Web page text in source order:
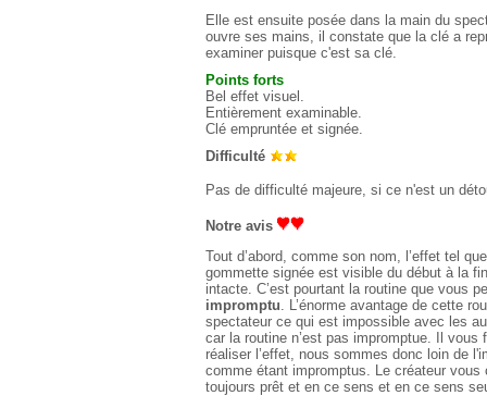
Elle est ensuite posée dans la main du
ouvre ses mains, il constate que la clé a
examiner puisque c'est sa clé.
Points forts
Bel effet visuel.
Entièrement examinable.
Clé empruntée et signée.
Difficulté
Pas de difficulté majeure, si ce n'est un
Notre avis
Tout d’abord, comme son nom, l’effet tel
gommette signée est visible du début à la
intacte. C’est pourtant la routine que vous
impromptu. L’énorme avantage de cette
spectateur ce qui est impossible avec les
car la routine n’est pas impromptue. Il
réaliser l’effet, nous sommes donc loin de
comme étant impromptus. Le créateur
toujours prêt et en ce sens et en ce sens